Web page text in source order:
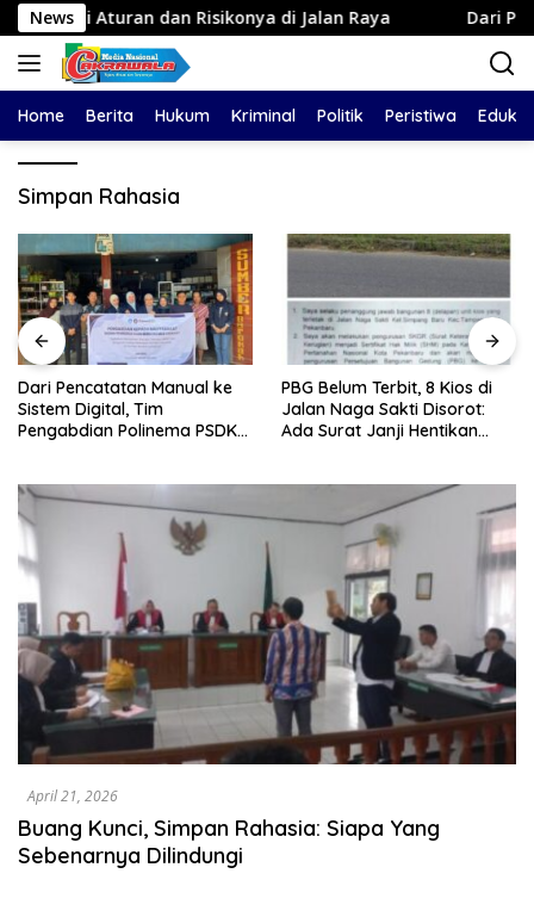
Langsung
ke
konten
Newsdan Risikonya di Jalan Raya Dari Pencatatan
Home Berita Hukum Kriminal Politik Peristiwa
Simpan Rahasia
Dari Pencatatan Manual ke
Sistem Digital, Tim
Pengabdian Polinema PSDKU
PBG Belum Terbit, 8 Kios di
Jalan Naga Sakti Disorot:
Ada Surat Janji Hentikan
April 21, 2026
Buang Kunci, Simpan Rahasia: Siapa Yang
Sebenarnya Dilindungi